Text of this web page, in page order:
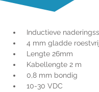
Inductieve
4 mm gladde
Lengte 26mm
Kabellengte 2 m
0,8 mm bondig
10-30 VDC